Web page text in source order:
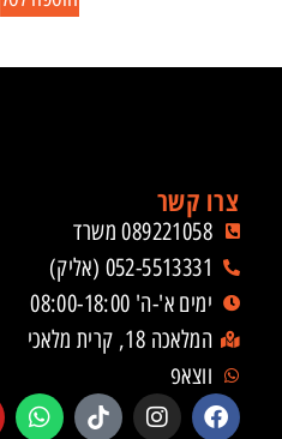
צרו קשר
089221058 משרד
052-5513331 (אליק)
ימים א'-ה' 08:00-18:00
המלאכה 18, קרית מלאכי
ווצאפ